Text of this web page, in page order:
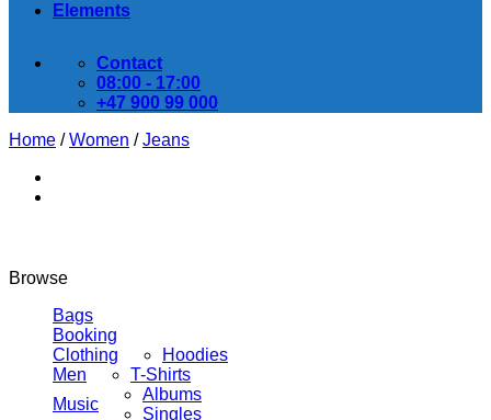
Elements
Contact
08:00 - 17:00
+47 900 99 000
Home / Women / Jeans
Browse
Bags
Booking
Clothing
Hoodies
Men
T-Shirts
Music
Albums
Singles